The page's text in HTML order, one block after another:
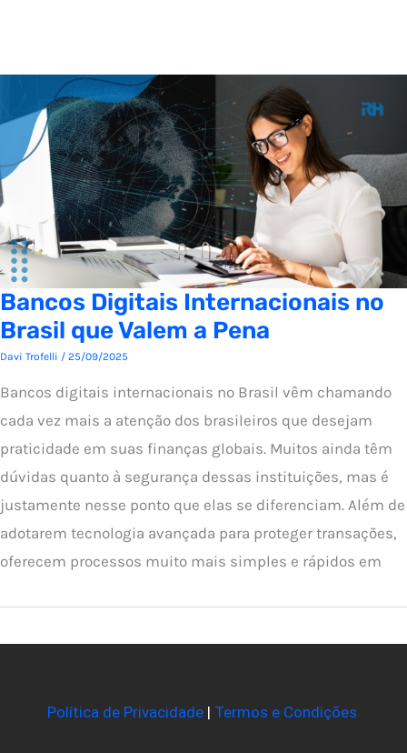
Bancos Digitais Internacionais no
Brasil que Valem a Pena
Davi Trofelli / 25/09/2025
Bancos digitais internacionais no Brasil vêm chamando
cada vez mais a atenção dos brasileiros que desejam
praticidade em suas finanças globais. Muitos ainda têm
dúvidas quanto à segurança dessas instituições, mas é
justamente nesse ponto que elas se diferenciam. Além de
adotarem tecnologia avançada para proteger transações,
oferecem processos muito mais simples e rápidos em
Política de Privacidade| Termos e Condições